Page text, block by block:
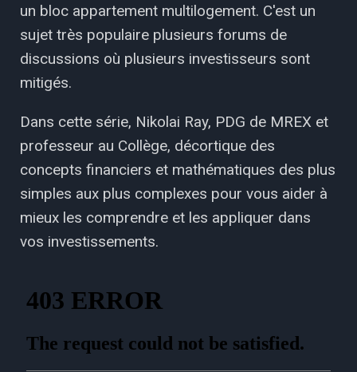
un bloc appartement multilogement. C'est un
sujet très populaire plusieurs forums de
discussions où plusieurs investisseurs sont
mitigés.
Dans cette série, Nikolai Ray, PDG de MREX et
professeur au Collège, décortique des
concepts financiers et mathématiques des plus
simples aux plus complexes pour vous aider à
mieux les comprendre et les appliquer dans
vos investissements.